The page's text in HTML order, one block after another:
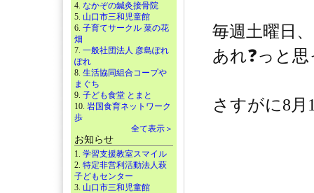
4. なかぞの鍼灸接骨院
5. 山口市三和児童館
6. 子育てサークル 菜の花
畑
7. 一般社団法人 彦島ぽれ
ぽれ
8. 生活協同組合コープや
まぐち
9. 子ども食堂 とまと
10. 岩国食育ネットワーク
歩
全て表示＞
お知らせ
1. 学習支援教室スマイル
2. 特定非営利活動法人萩
子どもセンター
3. 山口市三和児童館
毎週土曜日
あれ❓っと
さすがに8月